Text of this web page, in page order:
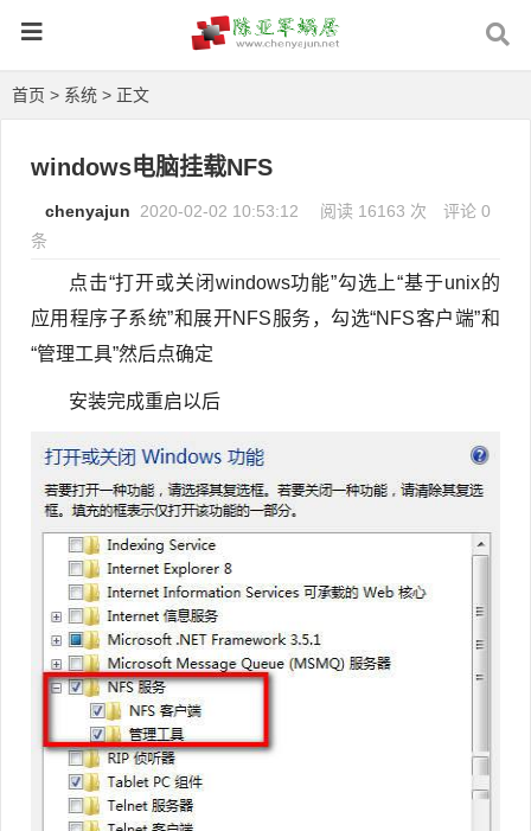
首页 > 系统 > 正文
windows电脑挂载NFS
chenyajun 2020-02-02 10:53:12 阅读 16163 次
评论 0
条
点击“打开或关闭windows功能”勾选上“基于unix的
应用程序子系统”和展开NFS服务，勾选“NFS客户端”和
“管理工具”然后点确定
安装完成重启以后